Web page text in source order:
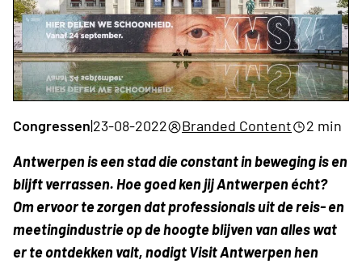
Congressen|23-08-2022 Branded Content
2 min
Antwerpen is een stad die constant in beweging is en
blijft verrassen. Hoe goed ken jij Antwerpen écht?
Om ervoor te zorgen dat professionals uit de reis- en
meetingindustrie op de hoogte blijven van alles wat
er te ontdekken valt, nodigt Visit Antwerpen hen